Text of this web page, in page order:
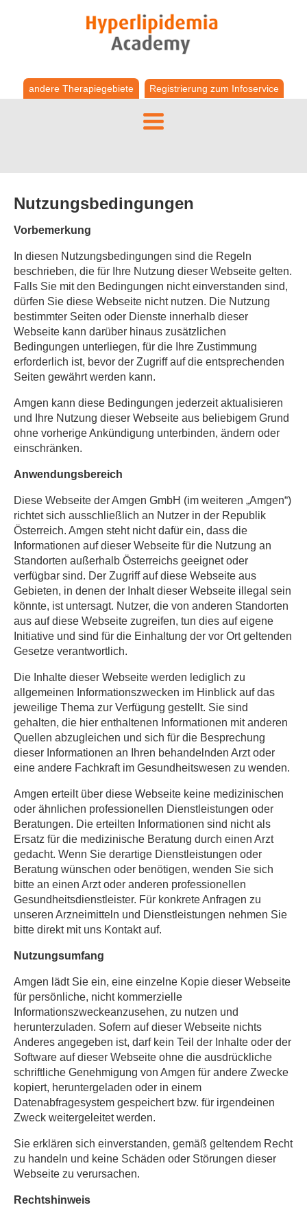
Menu
Events
HLA VIDEOS 2024
INTERVIEWS
Education
FOURIER OLE
DA VINCI
HUYGENS PLAQUESTABILISIERUNG
HEYMANS 2022
HAUSER
FOURIER GESAMTEREIGNISSE
FOURIER REZENTER MI
EVOPACS
Patientenfälle
Slides
Materialien
Einloggen
Registrieren
andere Therapiegebiete Registrierung zum Infoservice
Nutzungsbedingungen
Vorbemerkung
In diesen Nutzungsbedingungen sind die Regeln
beschrieben, die für Ihre Nutzung dieser Webseite gelten.
Falls Sie mit den Bedingungen nicht einverstanden sind,
dürfen Sie diese Webseite nicht nutzen. Die Nutzung
bestimmter Seiten oder Dienste innerhalb dieser
Webseite kann darüber hinaus zusätzlichen
Bedingungen unterliegen, für die Ihre Zustimmung
erforderlich ist, bevor der Zugriff auf die entsprechenden
Seiten gewährt werden kann.
Amgen kann diese Bedingungen jederzeit aktualisieren
und Ihre Nutzung dieser Webseite aus beliebigem Grund
ohne vorherige Ankündigung unterbinden, ändern oder
einschränken.
Anwendungsbereich
Diese Webseite der Amgen GmbH (im weiteren „Amgen“)
richtet sich ausschließlich an Nutzer in der Republik
Österreich. Amgen steht nicht dafür ein, dass die
Informationen auf dieser Webseite für die Nutzung an
Standorten außerhalb Österreichs geeignet oder
verfügbar sind. Der Zugriff auf diese Webseite aus
Gebieten, in denen der Inhalt dieser Webseite illegal sein
könnte, ist untersagt. Nutzer, die von anderen Standorten
aus auf diese Webseite zugreifen, tun dies auf eigene
Initiative und sind für die Einhaltung der vor Ort geltenden
Gesetze verantwortlich.
Die Inhalte dieser Webseite werden lediglich zu
allgemeinen Informationszwecken im Hinblick auf das
jeweilige Thema zur Verfügung gestellt. Sie sind
gehalten, die hier enthaltenen Informationen mit anderen
Quellen abzugleichen und sich für die Besprechung
dieser Informationen an Ihren behandelnden Arzt oder
eine andere Fachkraft im Gesundheitswesen zu wenden.
Amgen erteilt über diese Webseite keine medizinischen
oder ähnlichen professionellen Dienstleistungen oder
Beratungen. Die erteilten Informationen sind nicht als
Ersatz für die medizinische Beratung durch einen Arzt
gedacht. Wenn Sie derartige Dienstleistungen oder
Beratung wünschen oder benötigen, wenden Sie sich
bitte an einen Arzt oder anderen professionellen
Gesundheitsdienstleister. Für konkrete Anfragen zu
unseren Arzneimitteln und Dienstleistungen nehmen Sie
bitte direkt mit uns Kontakt auf.
Nutzungsumfang
Amgen lädt Sie ein, eine einzelne Kopie dieser Webseite
für persönliche, nicht kommerzielle
Informationszweckeanzusehen, zu nutzen und
herunterzuladen. Sofern auf dieser Webseite nichts
Anderes angegeben ist, darf kein Teil der Inhalte oder der
Software auf dieser Webseite ohne die ausdrückliche
schriftliche Genehmigung von Amgen für andere Zwecke
kopiert, heruntergeladen oder in einem
Datenabfragesystem gespeichert bzw. für irgendeinen
Zweck weitergeleitet werden.
Sie erklären sich einverstanden, gemäß geltendem Recht
zu handeln und keine Schäden oder Störungen dieser
Webseite zu verursachen.
Rechtshinweis